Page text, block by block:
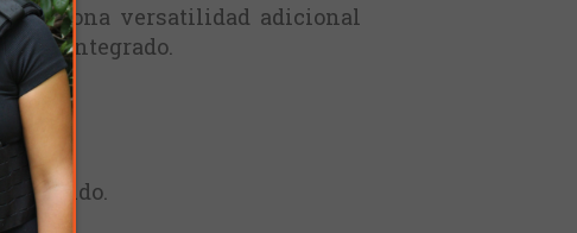
versatilidad adicional
integrado.